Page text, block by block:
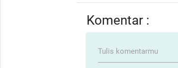
Komentar :
Tulis komentarmu